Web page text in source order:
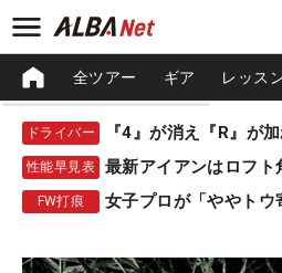
全ツアー ギア レッス
ドライバー
性能早見表 最新アイアンはロフト
FW打痕 女子プロが「ややトウ